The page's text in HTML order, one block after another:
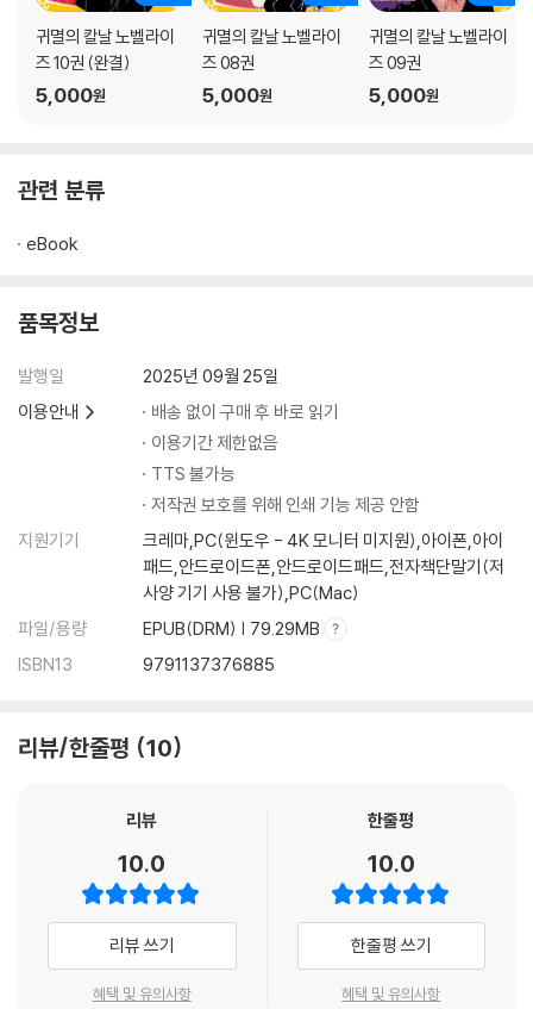
귀멸의 칼날 노벨라이
즈 10권 (완결)
5,000원
귀멸의 칼날 노벨라이
즈 08권
5,000원
귀멸의 칼날 노벨라이
즈 09권
5,000원
관련 분류
eBook
품목정보
발행일
2025년 09월 25일
이용안내
배송 없이 구매 후 바로 읽기
이용기간 제한없음
TTS 불가능
저작권 보호를 위해 인쇄 기능 제공 안함
지원기기
크레마,PC(윈도우 - 4K 모니터 미지원),아이폰,아이
패드,안드로이드폰,안드로이드패드,전자책단말기(저
사양 기기 사용 불가),PC(Mac)
파일/용량
EPUB(DRM) | 79.29MB
ISBN13
9791137376885
리뷰/한줄평 10
리뷰
10.0
리뷰 쓰기
혜택 및 유의사항
한줄평
10.0
한줄평 쓰기
혜택 및 유의사항